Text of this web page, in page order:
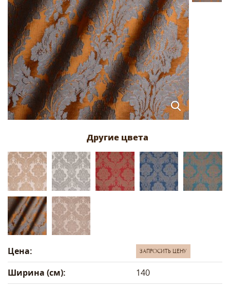
Цена: ЗАПРОСИТЬ ЦЕНУ
Ширина (см):
140